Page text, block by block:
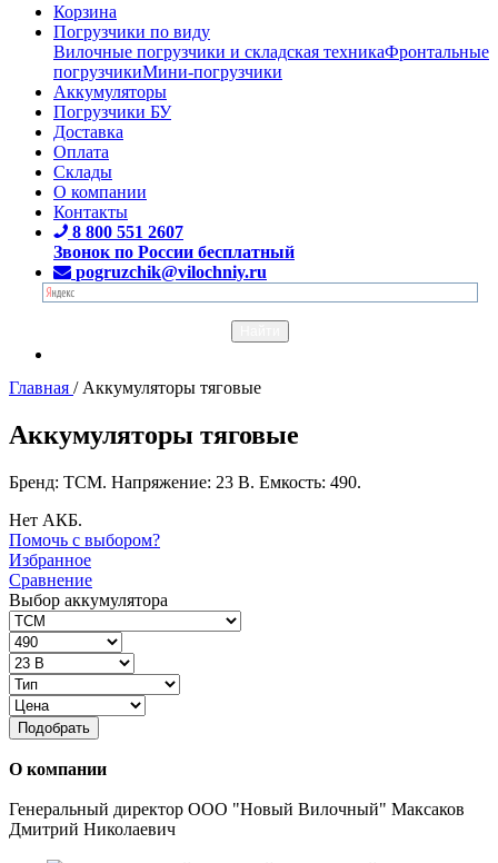
Корзина
Погрузчики по виду
Вилочные погрузчики и складская техникаФронтальные
погрузчикиМини-погрузчики
Аккумуляторы
Погрузчики БУ
Доставка
Оплата
Склады
О компании
Контакты
8 800 551 2607
Звонок по России бесплатный
pogruzchik@vilochniy.ru
Главная / Аккумуляторы тяговые
Аккумуляторы тяговые
Бренд: TCM. Напряжение: 23 В. Емкость: 490.
Нет АКБ.
Помочь с выбором?
Избранное
Сравнение
Выбор аккумулятора
Подобрать
О компании
Генеральный директор ООО "Новый Вилочный" Максаков
Дмитрий Николаевич